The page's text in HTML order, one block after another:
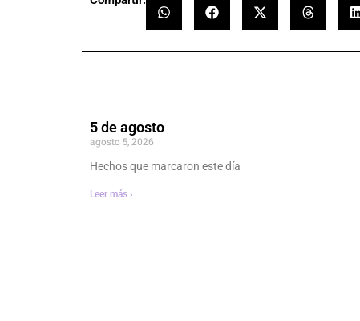
5 de agosto
agosto 5, 2026
Hechos que marcaron este día
Leer más ›